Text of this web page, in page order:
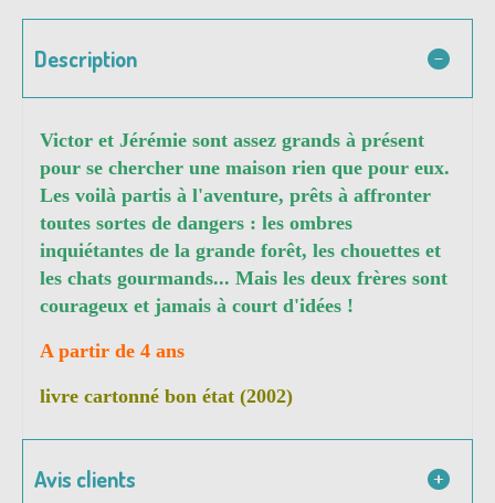
Description
Victor et Jérémie sont assez grands à présent
pour se chercher une maison rien que pour eux.
Les voilà partis à l'aventure, prêts à affronter
toutes sortes de dangers : les ombres
inquiétantes de la grande forêt, les chouettes et
les chats gourmands... Mais les deux frères sont
courageux et jamais à court d'idées !
A partir de 4 ans
livre cartonné bon état (2002)
Avis clients